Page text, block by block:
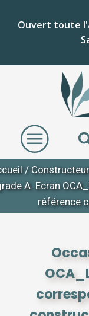
Ouvert toute
/ Constructeur
A. Ecran
référence